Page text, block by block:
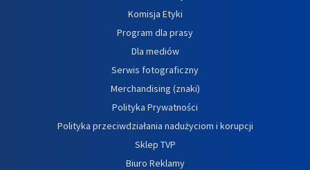
Komisja Etyki
Program dla prasy
Dla mediów
Serwis fotograficzny
Merchandising (znaki)
Polityka Prywatności
Polityka przeciwdziałania nadużyciom i korupcji
Sklep TVP
Biuro Reklamy